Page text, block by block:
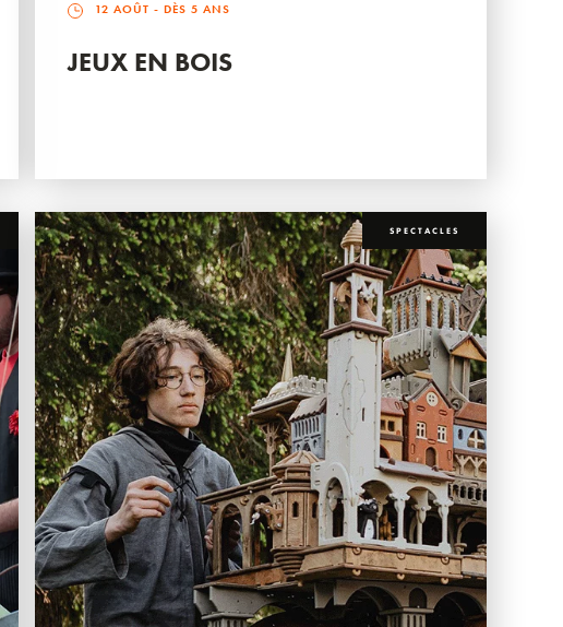
12 AOÛT - DÈS 5 ANS
JEUX EN BOIS
SPECTACLES